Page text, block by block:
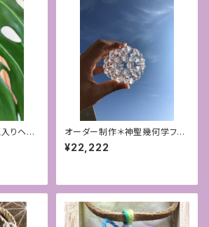
りヘマ
〜守
オーダー制作＊神聖幾何学フラ
ーレン12mm AAA水晶
¥22,222